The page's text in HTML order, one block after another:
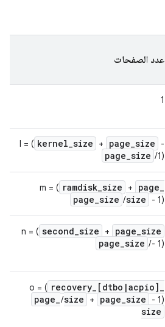
عدد الصفحات
1
l = ( kernel_size + page_size
-
1) /
page_size
m = ( ramdisk_size + page_
size
- 1) /
page_size
n = ( second_size + page_size
- 1) /
page_size
o = ( recovery_ [dtbo |acpio]_
size
+ page_size - 1) /
page_
size